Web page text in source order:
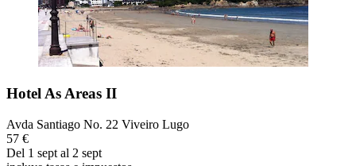
Hotel As Areas II
Avda Santiago No. 22 Viveiro Lugo
57 €
Del 1 sept al 2 sept